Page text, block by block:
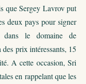
que Sergey Lavrov put
deux pays pour signer
dans le domaine de
prix intéressants, 15
A cette occasion, Sri
en rappelant que les